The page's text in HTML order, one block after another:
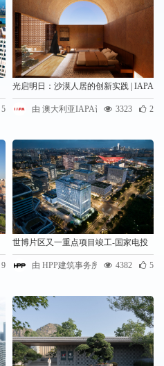
5
光启明日：沙漠人居的创新实践 | IAPA
DESIGN
由 澳大利亚IAPA设计 3323 2
9
世博片区又一重点项目竣工-国家电投
上电大厦 | HPP DESIGN
由 HPP建筑事务所 4382 5